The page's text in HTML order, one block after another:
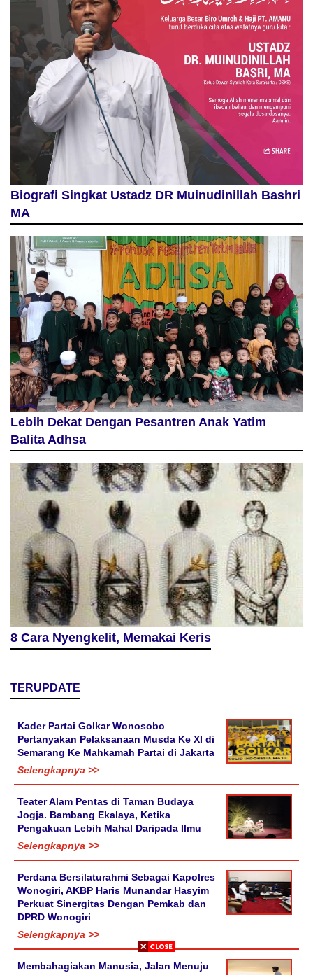
Biografi Singkat Ustadz DR Muinudinillah Bashri
MA
Lebih Dekat Dengan Pesantren Anak Yatim
Balita Adhsa
8 Cara Nyengkelit, Memakai Keris
TERUPDATE
Kader Partai Golkar Wonosobo
Pertanyakan Pelaksanaan Musda Ke XI di
Semarang Ke Mahkamah Partai di Jakarta
Selengkapnya >>
Teater Alam Pentas di Taman Budaya
Jogja. Bambang Ekalaya, Ketika
Pengakuan Lebih Mahal Daripada Ilmu
Selengkapnya >>
Perdana Bersilaturahmi Sebagai Kapolres
Wonogiri, AKBP Haris Munandar Hasyim
Perkuat Sinergitas Dengan Pemkab dan
DPRD Wonogiri
Selengkapnya >>
Membahagiakan Manusia, Jalan Menuju